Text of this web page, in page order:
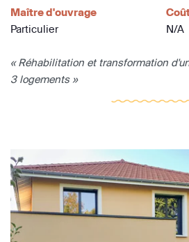
Maître d'ouvrage
Particulier
N/A
« Réhabilitation et transformation
3 logements »